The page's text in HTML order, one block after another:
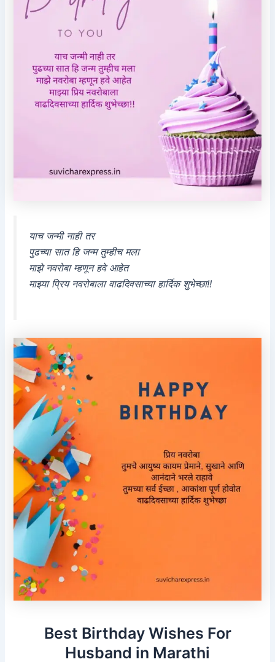
याच जन्मी नाही तर
पुढच्या सात हि जन्म तुम्हीच मला
माझे नवरोबा म्हणून हवे आहेत
माझ्या प्रिय नवरोबाला वाढदिवसाच्या हार्दिक शुभेच्छा!!
Best Birthday Wishes For
Husband in Marathi